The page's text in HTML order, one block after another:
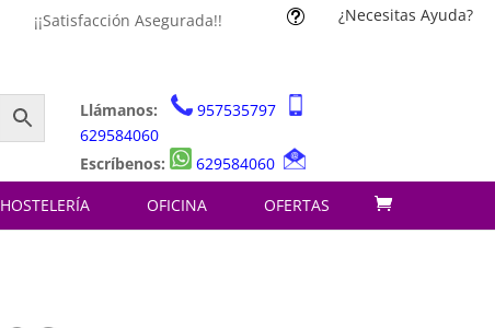
¡¡Satisfacción Asegurada!! t ¿Necesitas Ayuda?
Llámanos:
957535797
629584060
Escríbenos:
629584060
HOSTELERÍA OFICINA OFERTAS